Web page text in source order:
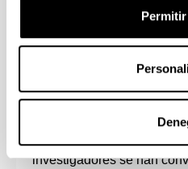
general y en los ámbitos
en contextos multilingües
los ámbitos de
En la vanguardia de este
se encuentra este
investigadores se han